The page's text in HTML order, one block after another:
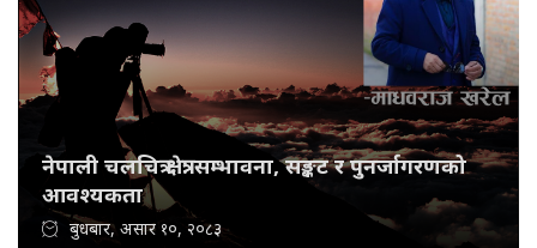
नेपाली चलचित्र क्षेत्र: सम्भावना, सङ्कट र पुनर्जागरणको
आवश्यकता
बुधबार, असार १०, २०८३